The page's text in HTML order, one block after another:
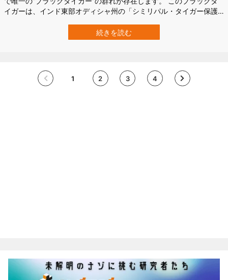
イガーは、インド東部オディシャ州の「シミリパル・タイガー保護
新種のように見えますが、その正体は何なのでしょうか。 本記事で
は、この“ブラックタイガー”がなぜ誕生し、なぜ世界でもここにしか
続きを読む
1 2 3 4